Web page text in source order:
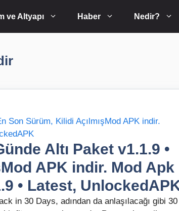
ve Altyapı Haber Nedir?
Altı Paket v1.1.9 •
APK indir. Mod Apk
• Latest,
in 30 Days, adından da anlaşılacağı gibi 30